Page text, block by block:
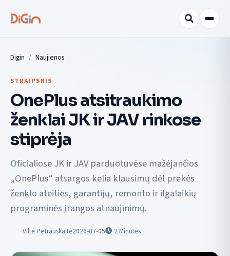
Digin Naujienos
STRAIPSNIS
OnePlus atsitraukimo
ženklai JK ir JAV rinkose
stiprėja
Oficialiose JK ir JAV parduotuvėse mažėjančios
„OnePlus“ atsargos kelia klausimų dėl prekės
ženklo ateities, garantijų, remonto ir ilgalaikių
programinės įrangos atnaujinimų.
Viltė Petrauskaitė2026-07-05 2Minutės